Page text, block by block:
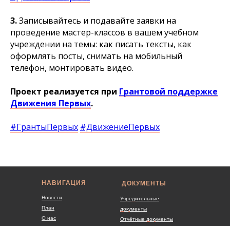
3.Записывайтесь и подавайте заявки на
проведение мастер-классов в вашем учебном
учреждении на темы: как писать тексты, как
оформлять посты, снимать на мобильный
телефон, монтировать видео.
Проект реализуется при Грантовой поддержке
Движения Первых.
#ГрантыПервых #ДвижениеПервых
НАВИГАЦИЯ
Новости
План
О нас
ДОКУМЕНТЫ
Учредительные
документы
Отчётные документы